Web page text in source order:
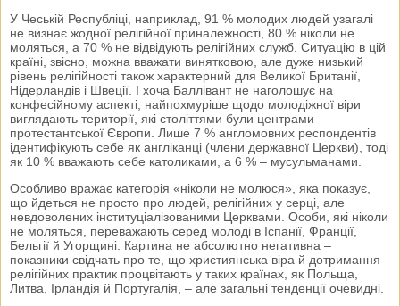
У Чеській Республіці, наприклад, 91 % молодих людей узагалі
не визнає жодної релігійної приналежності, 80 % ніколи не
моляться, а 70 % не відвідують релігійних служб. Ситуацію в цій
країні, звісно, можна вважати винятковою, але дуже низький
рівень релігійності також характерний для Великої Британії,
Нідерландів і Швеції. І хоча Баллівант не наголошує на
конфесійному аспекті, найпохмуріше щодо молодіжної віри
виглядають території, які століттями були центрами
протестантської Європи. Лише 7 % англомовних респондентів
ідентифікують себе як англіканці (члени державної Церкви), тоді
як 10 % вважають себе католиками, а 6 % – мусульманами.
Особливо вражає категорія «ніколи не молюся», яка показує,
що йдеться не просто про людей, релігійних у серці, але
невдоволених інституціалізованими Церквами. Особи, які ніколи
не моляться, переважають серед молоді в Іспанії, Франції,
Бельгії й Угорщині. Картина не абсолютно негативна –
показники свідчать про те, що християнська віра й дотримання
релігійних практик процвітають у таких країнах, як Польща,
Литва, Ірландія й Португалія, – але загальні тенденції очевидні.